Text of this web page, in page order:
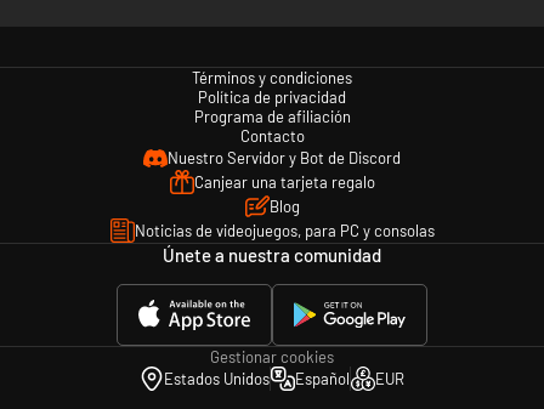
Términos y condiciones
Política de privacidad
Programa de afiliación
Contacto
Nuestro Servidor y Bot de Discord
Canjear una tarjeta regalo
Blog
Noticias de videojuegos, para PC y consolas
Únete a nuestra comunidad
Gestionar cookies
Estados Unidos
Español EUR